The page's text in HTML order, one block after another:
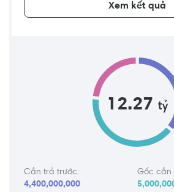
Xem kết quả
12.27 tỷ
Cần trả trước:
4,400,000,000
Gốc cần